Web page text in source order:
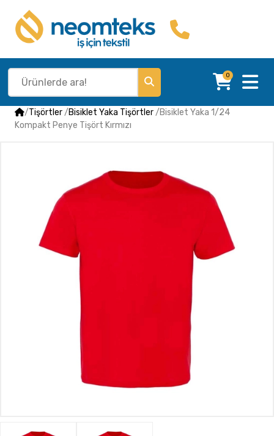
0
/Tişörtler/Bisiklet Yaka Tişörtler/Bisiklet Yaka 1/24
Kompakt Penye Tişört Kırmızı